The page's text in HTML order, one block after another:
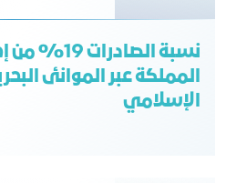
نسبة
المملكة عبر الموانئ
الإسلامي